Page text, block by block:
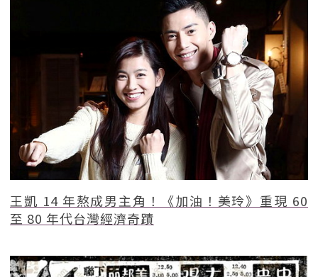
王凱 14 年熬成男主角！《加油！美玲》重現 60
至 80 年代台灣經濟奇蹟